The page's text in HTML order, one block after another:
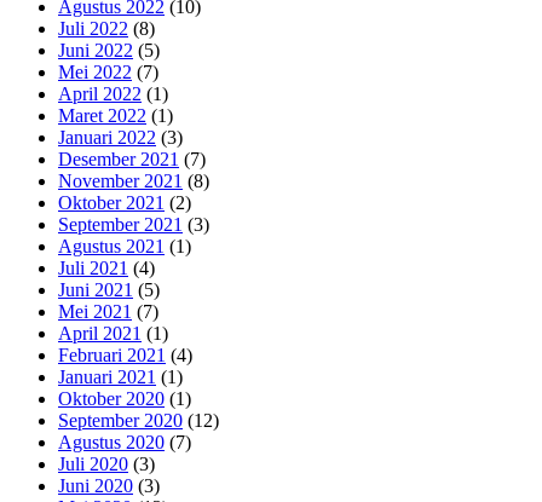
Agustus 2022 (10)
Juli 2022 (8)
Juni 2022 (5)
Mei 2022 (7)
April 2022 (1)
Maret 2022 (1)
Januari 2022 (3)
Desember 2021 (7)
November 2021 (8)
Oktober 2021 (2)
September 2021 (3)
Agustus 2021 (1)
Juli 2021 (4)
Juni 2021 (5)
Mei 2021 (7)
April 2021 (1)
Februari 2021 (4)
Januari 2021 (1)
Oktober 2020 (1)
September 2020 (12)
Agustus 2020 (7)
Juli 2020 (3)
Juni 2020 (3)